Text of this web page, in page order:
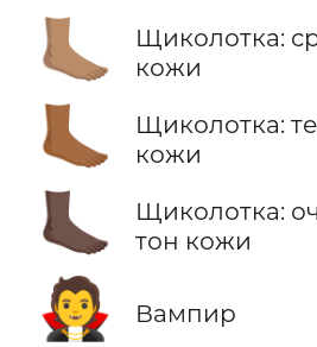
🦶🏽
Щиколотка:
кожи
🦶🏾
Щиколотка:
кожи
🦶🏿
Щиколотка:
тон кожи
🧛 Вампир